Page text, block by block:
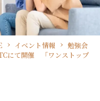
イベント情報
勉強会
にて開催 「ワンストップ